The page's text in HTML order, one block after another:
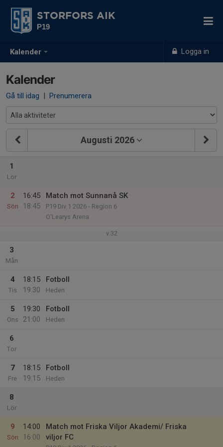
Kalender Logga in
STORFORS AIK
P19
Kalender
Gå till idag | Prenumerera
Augusti 2026
1
Lör
2
Sön
16:45
18:45
Match mot Sunnanå SK
P19 Div.1 2026 - Region 6
O'Learys Arena
v.32
3
Mån
4
Tis
18:15
19:30
Fotboll
Heden
5
Ons
19:30
21:00
Fotboll
Heden
6
Tor
7
Fre
18:15
19:15
Fotboll
Heden
8
Lör
9
Sön
14:00
16:00
Match mot Friska Viljor Akademi/ Friska
viljor FC